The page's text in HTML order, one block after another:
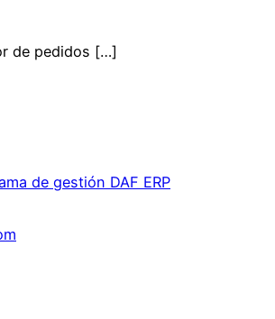
pedidos […]
de gestión DAF ERP